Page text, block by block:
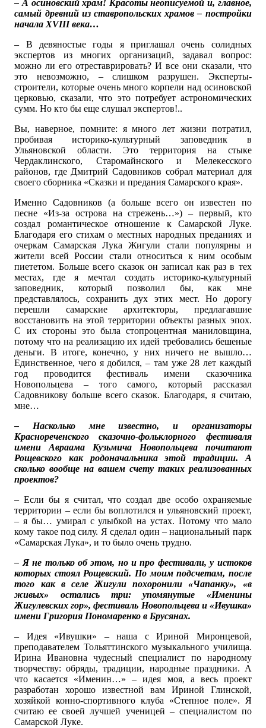
– А осиновский храм! Красоты неописуемой и, главное,
самый древний из ставропольских храмов – постройки
начала XVIII века…
– В девяностые годы я приглашал очень солидных
экспертов из многих организаций, задавал вопрос:
можно ли его отреставрировать? И все они сказали, что
это невозможно, – слишком разрушен. Эксперты-
строители, которые очень много корпели над осиновской
церковью, сказали, что это потребует астрономических
сумм. Но кто бы еще слушал экспертов!..
Вы, наверное, помните: я много лет жизни потратил,
пробивая историко-культурный заповедник в
Ульяновской области. Это территория на стыке
Чердаклинского, Старомайнского и Мелекесского
районов, где Дмитрий Садовников собрал материал для
своего сборника «Сказки и предания Самарского края».
Именно Садовников (а больше всего он известен по
песне «Из-за острова на стрежень…») – первый, кто
создал романтическое отношение к Самарской Луке.
Благодаря его стихам о местных народных преданиях и
очеркам Самарская Лука Жигули стали популярны и
жители всей России стали относиться к ним особым
пиететом. Больше всего сказок он записал как раз в тех
местах, где я мечтал создать историко-культурный
заповедник, который позволил бы, как мне
представлялось, сохранить дух этих мест. Но дорогу
перешли самарские архитекторы, предлагавшие
восстановить на этой территории объекты разных эпох.
С их стороны это была стопроцентная маниловщина,
потому что на реализацию их идей требовались бешеные
деньги. В итоге, конечно, у них ничего не вышло…
Единственное, чего я добился, – там уже 28 лет каждый
год проводится фестиваль имени сказочника
Новопольцева – того самого, который рассказал
Садовникову больше всего сказок. Благодаря, я считаю,
мне…
– Насколько мне известно, и организаторы
Краснореченского сказочно-фольклорного фестиваля
имени Авраама Кузьмича Новопольцева почитают
Рощевского как родоначальника этой традиции. А
сколько вообще на вашем счету таких реализованных
проектов?
– Если бы я считал, что создал две особо охраняемые
территории – если бы воплотился и ульяновский проект,
– я бы… умирал с улыбкой на устах. Потому что мало
кому такое под силу. Я сделал один – национальный парк
«Самарская Лука», и то было очень трудно.
– Я не только об этом, но и про фестивали, у истоков
которых стоял Рощевский. По моим подсчетам, после
того как в селе Жигули похоронили «Чапанку», «в
живых» остались три: упомянутые «Именины
Жигулевских гор», фестиваль Новопольцева и «Ивушка»
имени Григория Пономаренко в Брусянах.
– Идея «Ивушки» – наша с Ириной Миронцевой,
преподавателем Тольяттинского музыкального училища.
Ирина Ивановна чудесный специалист по народному
творчеству: обряды, традиции, народные праздники. А
что касается «Именин…» – идея моя, а весь проект
разработан хорошо известной вам Ириной Глинской,
хозяйкой конно-спортивного клуба «Степное поле». Я
считаю ее своей лучшей ученицей – специалистом по
Самарской Луке.